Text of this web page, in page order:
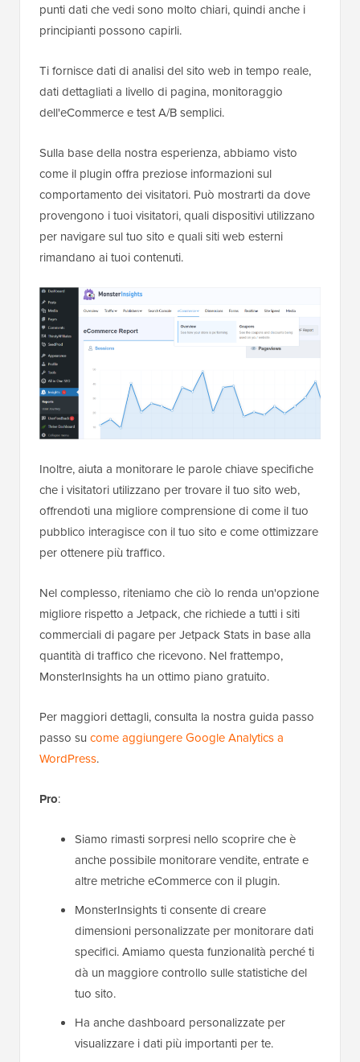
punti dati che vedi sono molto chiari, quindi anche i
principianti possono capirli.
Ti fornisce dati di analisi del sito web in tempo reale,
dati dettagliati a livello di pagina, monitoraggio
dell'eCommerce e test A/B semplici.
Sulla base della nostra esperienza, abbiamo visto
come il plugin offra preziose informazioni sul
comportamento dei visitatori. Può mostrarti da dove
provengono i tuoi visitatori, quali dispositivi utilizzano
per navigare sul tuo sito e quali siti web esterni
rimandano ai tuoi contenuti.
Inoltre, aiuta a monitorare le parole chiave specifiche
che i visitatori utilizzano per trovare il tuo sito web,
offrendoti una migliore comprensione di come il tuo
pubblico interagisce con il tuo sito e come ottimizzare
per ottenere più traffico.
Nel complesso, riteniamo che ciò lo renda un'opzione
migliore rispetto a Jetpack, che richiede a tutti i siti
commerciali di pagare per Jetpack Stats in base alla
quantità di traffico che ricevono. Nel frattempo,
MonsterInsights ha un ottimo piano gratuito.
Per maggiori dettagli, consulta la nostra guida passo
passo su come aggiungere Google Analytics a
WordPress.
Pro:
Siamo rimasti sorpresi nello scoprire che è
anche possibile monitorare vendite, entrate e
altre metriche eCommerce con il plugin.
MonsterInsights ti consente di creare
dimensioni personalizzate per monitorare dati
specifici. Amiamo questa funzionalità perché ti
dà un maggiore controllo sulle statistiche del
tuo sito.
Ha anche dashboard personalizzate per
visualizzare i dati più importanti per te.